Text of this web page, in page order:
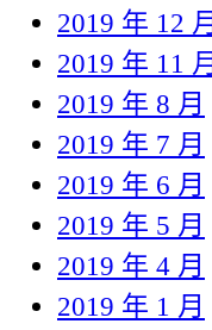
2019 年 12 月
2019 年 11 月
2019 年 8 月
2019 年 7 月
2019 年 6 月
2019 年 5 月
2019 年 4 月
2019 年 1 月